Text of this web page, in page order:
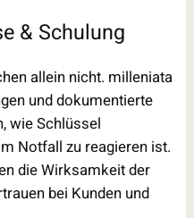
& Schulung
allein nicht. milleniata
und dokumentierte
wie Schlüssel
Notfall zu reagieren ist.
die Wirksamkeit der
bei Kunden und